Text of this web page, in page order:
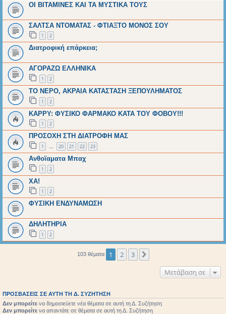
ΟΙ ΒΙΤΑΜΙΝΕΣ ΚΑΙ ΤΑ ΜΥΣΤΙΚΑ ΤΟΥΣ
ΣΑΛΤΣΑ ΝΤΟΜΑΤΑΣ - ΦΤΙΑΞΤΟ ΜΟΝΟΣ ΣΟΥ
1 2
Διατροφική επάρκεια;
ΑΓΟΡΑΖΩ ΕΛΛΗΝΙΚΑ
1 2
ΤΟ ΝΕΡΟ, ΑΚΡΑΙΑ ΚΑΤΑΣΤΑΣΗ ΞΕΠΟΥΛΗΜΑΤΟΣ
1 2
ΚΑΡΡΥ: ΦΥΣΙΚΟ ΦΑΡΜΑΚΟ ΚΑΤΑ ΤΟΥ ΦΟΒΟΥ!!!
1 2
ΠΡΟΣΟΧΗ ΣΤΗ ΔΙΑΤΡΟΦΗ ΜΑΣ
1 … 20 21 22 23
Ανθοϊαματα Μπαχ
1 2
XA!
1 2
ΦΥΣΙΚΗ ΕΝΔΥΝΑΜΩΣΗ
ΔΗΛΗΤΗΡΙΑ
1 2
103 θέματα 1 2 3
Μετάβαση σε
ΠΡΟΣΒΆΣΕΙΣ ΣΕ ΑΥΤΉ ΤΗ Δ. ΣΥΖΉΤΗΣΗ
Δεν μπορείτε να δημοσιεύετε νέα θέματα σε αυτή τη Δ. Συζήτηση
Δεν μπορείτε να απαντάτε σε θέματα σε αυτή τη Δ. Συζήτηση